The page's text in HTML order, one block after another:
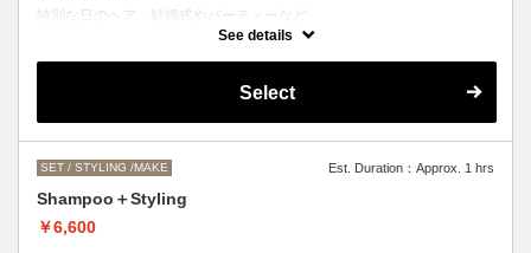
特別な日のヘア、結婚式やパーティーなど
ヘアアレンジをご希望の方はこちらをお選びください。
い。
（早朝料金として、一時間ごとに＋2000円になります。）
See details
Select
SET / STYLING /MAKE Est. Duration：Approx. 1 hrs
Shampoo＋Styling
￥6,600